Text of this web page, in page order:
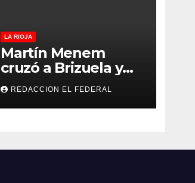
LA RIOJA
Martín Menem
cruzó a Brizuela y
Doria por los
incendios en
Guanchín: “Miente
REDACCION EL FEDERAL